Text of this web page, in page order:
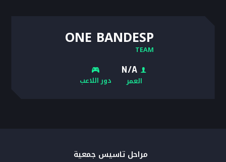
ONE BANDESP
TEAM
N/A
العمر دور اللاعب
مراحل تأسيس جمعية